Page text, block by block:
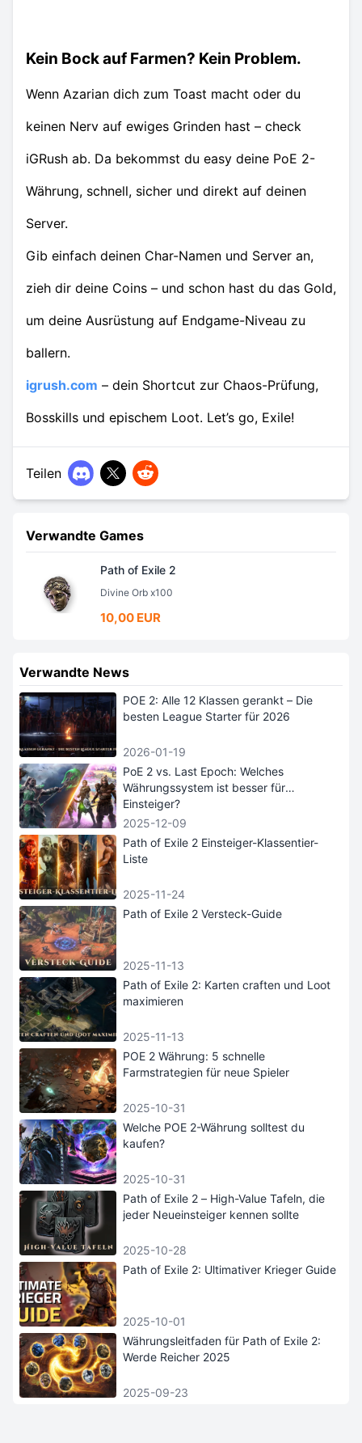
Kein Bock auf Farmen? Kein Problem.
Wenn Azarian dich zum Toast macht oder du
keinen Nerv auf ewiges Grinden hast – check
iGRush ab. Da bekommst du easy deine PoE 2-
Währung, schnell, sicher und direkt auf deinen
Server.
Gib einfach deinen Char-Namen und Server an,
zieh dir deine Coins – und schon hast du das Gold,
um deine Ausrüstung auf Endgame-Niveau zu
ballern.
igrush.com – dein Shortcut zur Chaos-Prüfung,
Bosskills und epischem Loot. Let’s go, Exile!
Teilen
Verwandte Games
Path of Exile 2
Divine Orb x100
10,00 EUR
Verwandte News
POE 2: Alle 12 Klassen gerankt – Die
besten League Starter für 2026
2026-01-19
PoE 2 vs. Last Epoch: Welches
Währungssystem ist besser für
Einsteiger?
2025-12-09
Path of Exile 2 Einsteiger-Klassentier-
Liste
2025-11-24
Path of Exile 2 Versteck-Guide
2025-11-13
Path of Exile 2: Karten craften und Loot
maximieren
2025-11-13
POE 2 Währung: 5 schnelle
Farmstrategien für neue Spieler
2025-10-31
Welche POE 2-Währung solltest du
kaufen?
2025-10-31
Path of Exile 2 – High-Value Tafeln, die
jeder Neueinsteiger kennen sollte
2025-10-28
Path of Exile 2: Ultimativer Krieger Guide
2025-10-01
Währungsleitfaden für Path of Exile 2:
Werde Reicher 2025
2025-09-23